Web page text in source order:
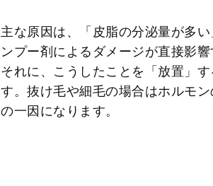
主な原因は、「皮脂の分泌量が多
ンプー剤によるダメージが直接影
それに、こうしたことを「放置」
す。抜け毛や細毛の場合はホルモ
の一因になります。